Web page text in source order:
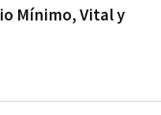
Mínimo, Vital y